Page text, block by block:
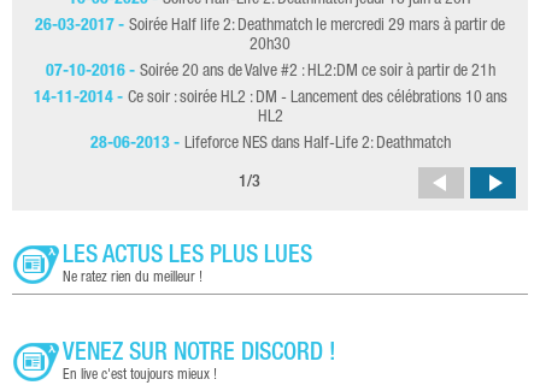
26-03-2017 - Soirée Half life 2: Deathmatch le mercredi 29 mars à partir de
20h30
07-10-2016 - Soirée 20 ans de Valve #2 : HL2:DM ce soir à partir de 21h
14-11-2014 - Ce soir : soirée HL2 : DM - Lancement des célébrations 10 ans
HL2
28-06-2013 - Lifeforce NES dans Half-Life 2: Deathmatch
1/3
LES ACTUS LES PLUS LUES
Ne ratez rien du meilleur !
VENEZ SUR NOTRE DISCORD !
En live c'est toujours mieux !